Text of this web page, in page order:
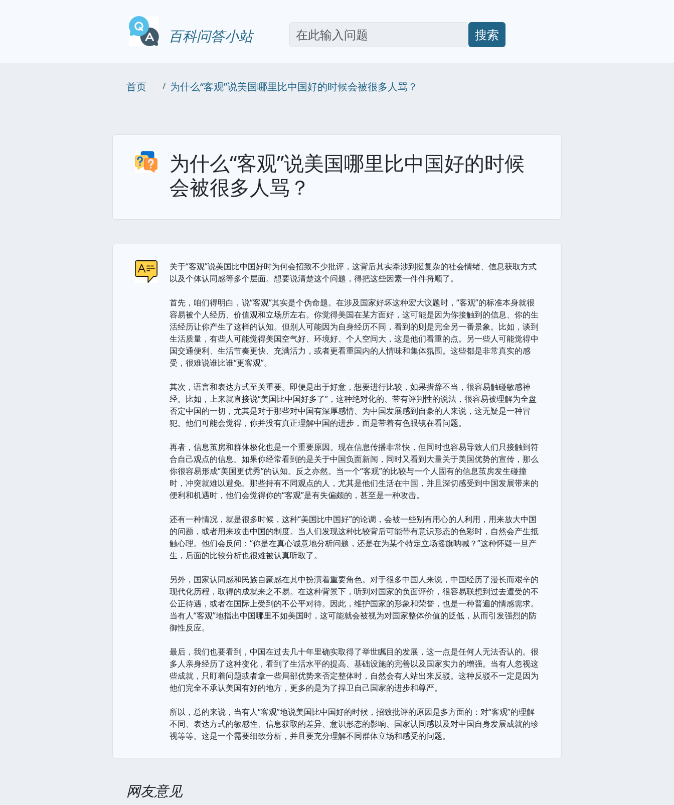
百科问答小站 搜索
首页 为什么“客观”说美国哪里比中国好的时候会被很多人骂？
为什么“客观”说美国哪里比中国好的时候
会被很多人骂？
关于“客观”说美国比中国好时为何会招致不少批评，这背后其实牵涉到挺复杂的社会情绪、信息获取方式
以及个体认同感等多个层面。想要说清楚这个问题，得把这些因素一件件捋顺了。
首先，咱们得明白，说“客观”其实是个伪命题。在涉及国家好坏这种宏大议题时，“客观”的标准本身就很
容易被个人经历、价值观和立场所左右。你觉得美国在某方面好，这可能是因为你接触到的信息、你的生
活经历让你产生了这样的认知。但别人可能因为自身经历不同，看到的则是完全另一番景象。比如，谈到
生活质量，有些人可能觉得美国空气好、环境好、个人空间大，这是他们看重的点。另一些人可能觉得中
国交通便利、生活节奏更快、充满活力，或者更看重国内的人情味和集体氛围。这些都是非常真实的感
受，很难说谁比谁“更客观”。
其次，语言和表达方式至关重要。即便是出于好意，想要进行比较，如果措辞不当，很容易触碰敏感神
经。比如，上来就直接说“美国比中国好多了”，这种绝对化的、带有评判性的说法，很容易被理解为全盘
否定中国的一切，尤其是对于那些对中国有深厚感情、为中国发展感到自豪的人来说，这无疑是一种冒
犯。他们可能会觉得，你并没有真正理解中国的进步，而是带着有色眼镜在看问题。
再者，信息茧房和群体极化也是一个重要原因。现在信息传播非常快，但同时也容易导致人们只接触到符
合自己观点的信息。如果你经常看到的是关于中国负面新闻，同时又看到大量关于美国优势的宣传，那么
你很容易形成“美国更优秀”的认知。反之亦然。当一个“客观”的比较与一个人固有的信息茧房发生碰撞
时，冲突就难以避免。那些持有不同观点的人，尤其是他们生活在中国，并且深切感受到中国发展带来的
便利和机遇时，他们会觉得你的“客观”是有失偏颇的，甚至是一种攻击。
还有一种情况，就是很多时候，这种“美国比中国好”的论调，会被一些别有用心的人利用，用来放大中国
的问题，或者用来攻击中国的制度。当人们发现这种比较背后可能带有意识形态的色彩时，自然会产生抵
触心理。他们会反问：“你是在真心诚意地分析问题，还是在为某个特定立场摇旗呐喊？”这种怀疑一旦产
生，后面的比较分析也很难被认真听取了。
另外，国家认同感和民族自豪感在其中扮演着重要角色。对于很多中国人来说，中国经历了漫长而艰辛的
现代化历程，取得的成就来之不易。在这种背景下，听到对国家的负面评价，很容易联想到过去遭受的不
公正待遇，或者在国际上受到的不公平对待。因此，维护国家的形象和荣誉，也是一种普遍的情感需求。
当有人“客观”地指出中国哪里不如美国时，这可能就会被视为对国家整体价值的贬低，从而引发强烈的防
御性反应。
最后，我们也要看到，中国在过去几十年里确实取得了举世瞩目的发展，这一点是任何人无法否认的。很
多人亲身经历了这种变化，看到了生活水平的提高、基础设施的完善以及国家实力的增强。当有人忽视这
些成就，只盯着问题或者拿一些局部优势来否定整体时，自然会有人站出来反驳。这种反驳不一定是因为
他们完全不承认美国有好的地方，更多的是为了捍卫自己国家的进步和尊严。
所以，总的来说，当有人“客观”地说美国比中国好的时候，招致批评的原因是多方面的：对“客观”的理解
不同、表达方式的敏感性、信息获取的差异、意识形态的影响、国家认同感以及对中国自身发展成就的珍
视等等。这是一个需要细致分析，并且要充分理解不同群体立场和感受的问题。
网友意见